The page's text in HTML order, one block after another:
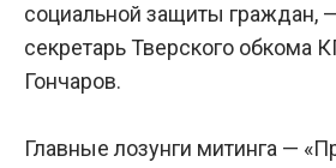
социальной защиты граждан,
секретарь Тверского обкома
Гончаров.
Главные лозунги митинга —